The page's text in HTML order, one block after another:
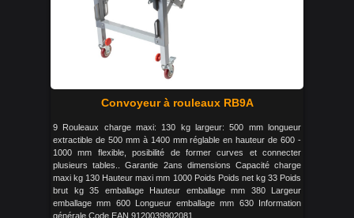
Convoyeur à rouleaux RB9A
9 Rouleaux charge maxi: 130 kg largeur: 500 mm longueur
extractible de 500 mm à 1400 mm réglable en hauteur de 600 -
1000 mm flexible, posibilité de former curves et connecter
plusieurs tables.. Garantie 2ans dimensions Capacité charge
maxi kg 130 Hauteur maxi mm 1000 Poids Poids net kg 33 Poids
brut kg 35 emballage Hauteur emballage mm 380 Largeur
emballage mm 600 Longueur emballage mm 630 Information
générale Code EAN 9120039902081